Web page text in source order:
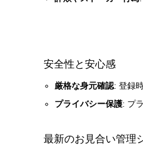
安全性と安心感
厳格な身元確認: 登録
プライバシー保護: プ
最新のお見合い管理